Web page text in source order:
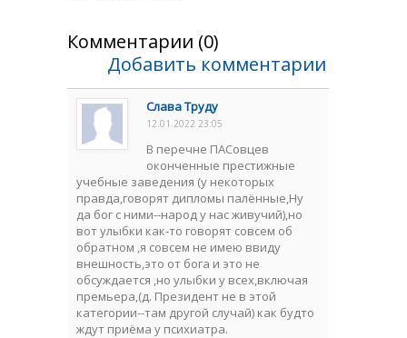
Комментарии (0)
Добавить комментарии
Слава Труду
12.01.2022 23:05
В перечне ПАСовцев
оконченные престижные
учебные заведения (у некоторых
правда,говорят дипломы палённые,Ну
да бог с ними--народ у нас живучий),но
вот улыбки как-то говорят совсем об
обратном ,я совсем не имею ввиду
внешность,это от бога и это не
обсуждается ,но улыбки у всех,включая
премьера,(д. Президент не в этой
категории--там другой случай) как будто
ждут приёма у психиатра.